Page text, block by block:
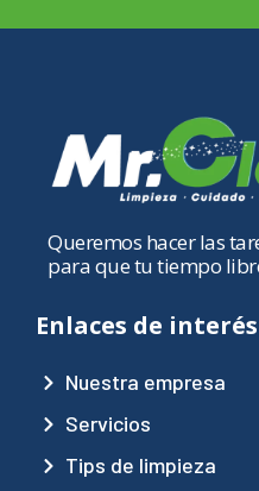
Queremos hacer las
para que tu tiempo
Enlaces de interés
Nuestra empresa
Servicios
Tips de limpieza